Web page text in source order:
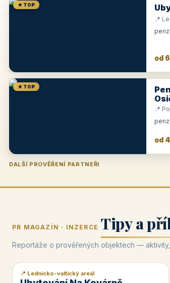
★ TOP
📍
od
★ TOP
📍
od
DALŠÍ PROVĚŘENÍ PARTNEŘI
Penzion U Zámku Pension Faber
PR MAGAZÍN · INZERCE Tipy a
Reportáže o prověřených objektech —
📰 PR článek
📍 Lednicko-valtický areál